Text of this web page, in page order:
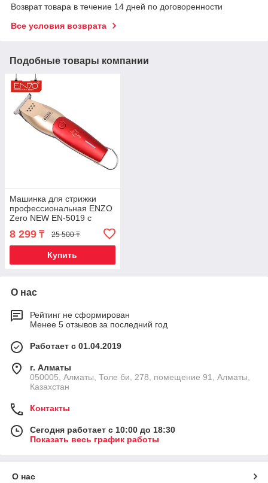
Возврат товара в течение 14 дней по договоренности
Все условия возврата
Подобные товары компании
Машинка для стрижки
профессиональная ENZO
Zero NEW EN-5019 с
насадками для ухода за
бородой (Красный)
8 299 ₸ 25 500 ₸
Купить
О нас
Рейтинг не сформирован
Менее 5 отзывов за последний год
Работает с 01.04.2019
г. Алматы
050005, Алматы, Толе би, 278, помещение 91, Алматы,
Казахстан
Контакты
Сегодня работает с 10:00 до 18:30
Показать весь график работы
О нас